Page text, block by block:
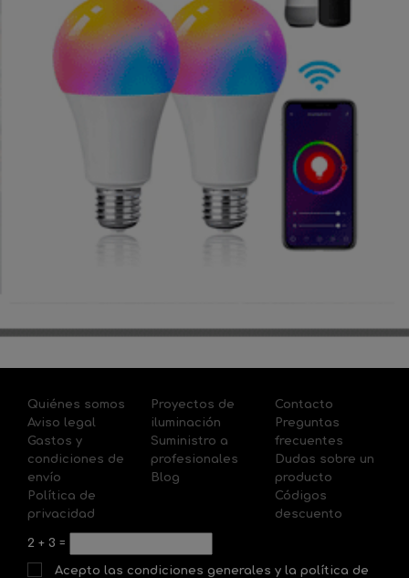
Quiénes somos
Aviso legal
Gastos y
condiciones de
envío
Política de
privacidad
Proyectos de
iluminación
Suministro a
profesionales
Blog
Contacto
Preguntas
frecuentes
Dudas sobre un
producto
Códigos
descuento
2 + 3 =
Acepto las condiciones generales y la política de